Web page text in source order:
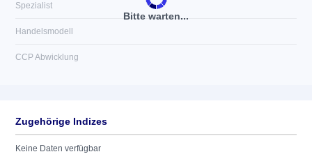
Bitte warten...
Spezialist
Handelsmodell
CCP Abwicklung
Zugehörige Indizes
Keine Daten verfügbar